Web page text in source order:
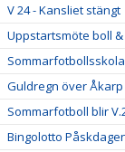
V 24 - Kansliet stängt
Uppstartsmöte boll
Guldregn över Åkarp
Sommarfotboll blir
Bingolotto